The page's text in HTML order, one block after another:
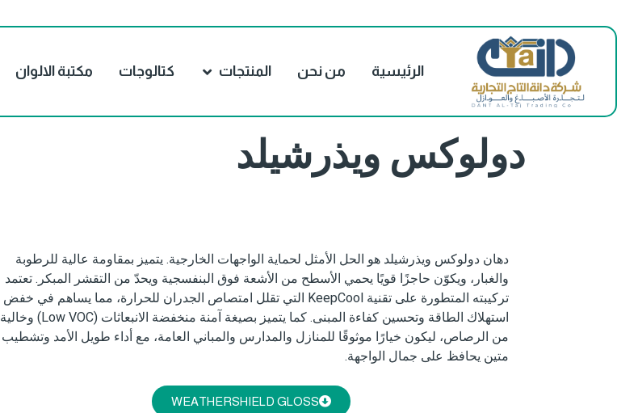
الرئيسية من نحن المنتجات كتالوجات مكتبة الالوان
دولوكس ويذرشيلد
دهان دولوكس ويذرشيلد هو الحل الأمثل لحماية الواجهات الخارجية. يتميز بمقاومة عالية للرطوبة
والغبار، ويكوّن حاجزًا قويًا يحمي الأسطح من الأشعة فوق البنفسجية ويحدّ من التقشر المبكر. تعتمد
تركيبته المتطورة على تقنية KeepCool التي تقلل امتصاص الجدران للحرارة، مما يساهم في خفض
استهلاك الطاقة وتحسين كفاءة المبنى. كما يتميز بصيغة آمنة منخفضة الانبعاثات (Low VOC) وخالية
من الرصاص، ليكون خيارًا موثوقًا للمنازل والمدارس والمباني العامة، مع أداء طويل الأمد وتشطيب
متين يحافظ على جمال الواجهة.
WEATHERSHIELD GLOSS